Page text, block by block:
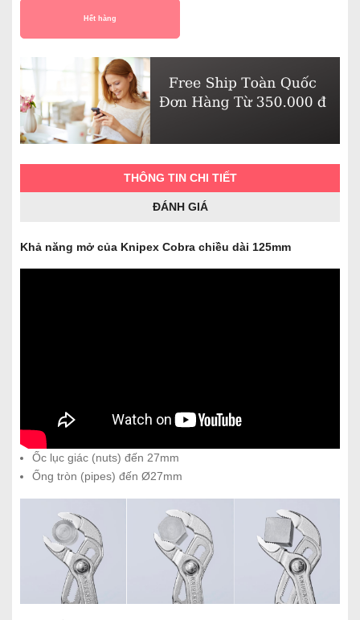
Hết hàng
THÔNG TIN CHI TIẾT
ĐÁNH GIÁ
Khả năng mở của Knipex Cobra chiều dài 125mm
Ốc lục giác (nuts) đến 27mm
Ống tròn (pipes) đến Ø27mm